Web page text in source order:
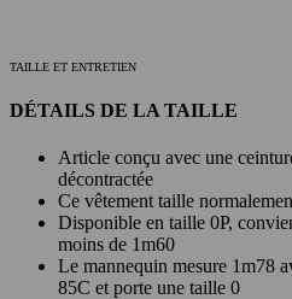
TAILLE ET ENTRETIEN
DÉTAILS DE LA TAILLE
Article conçu avec une
décontractée
Ce vêtement taille
Disponible en taille 0P,
moins de 1m60
Le mannequin mesure 1m78
85C et porte une taille 0